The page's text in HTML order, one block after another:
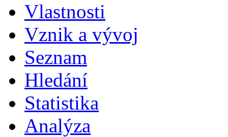
Vlastnosti
Vznik a vývoj
Seznam
Hledání
Statistika
Analýza